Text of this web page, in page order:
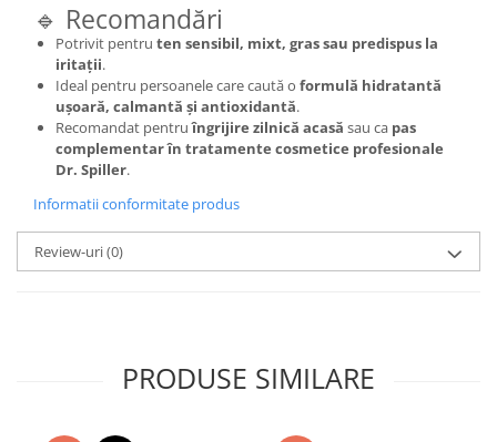
🔹 Recomandări
Potrivit pentru ten sensibil, mixt, gras sau predispus la
iritații.
Ideal pentru persoanele care caută o formulă hidratantă
ușoară, calmantă și antioxidantă.
Recomandat pentruîngrijire zilnică acasă sau ca pas
complementar în tratamente cosmetice profesionale
Dr. Spiller.
Informatii conformitate produs
Review-uri(0)
PRODUSE SIMILARE